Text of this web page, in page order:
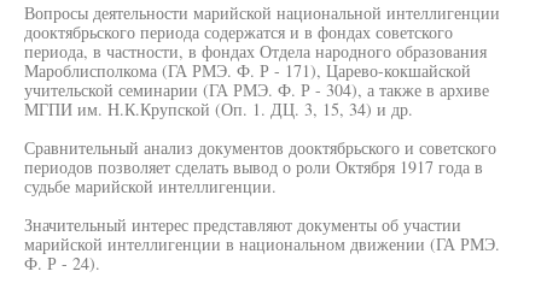
Вопросы деятельности марийской национальной интеллигенции
дооктябрьского периода содержатся и в фондах советского
периода, в частности, в фондах Отдела народного образования
Мароблисполкома (ГА РМЭ. Ф. Р - 171), Царево-кокшайской
учительской семинарии (ГА РМЭ. Ф. Р - 304), а также в архиве
МГПИ им. Н.К.Крупской (Оп. 1. ДЦ. 3, 15, 34) и др.
Сравнительный анализ документов дооктябрьского и советского
периодов позволяет сделать вывод о роли Октября 1917 года в
судьбе марийской интеллигенции.
Значительный интерес представляют документы об участии
марийской интеллигенции в национальном движении (ГА РМЭ.
Ф. Р - 24).